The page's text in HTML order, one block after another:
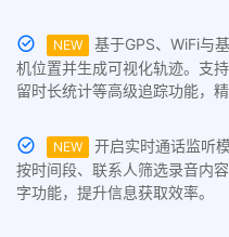
NEW
基于GPS、WiFi与
机位置并生成可视化轨迹。支
留时长统计等高级追踪功能，精
NEW
开启实时通话监听
按时间段、联系人筛选录音内
字功能，提升信息获取效率。